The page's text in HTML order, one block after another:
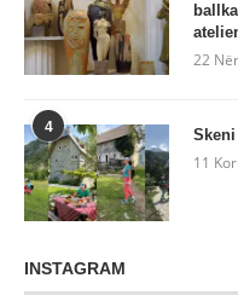
22
4
11
INSTAGRAM